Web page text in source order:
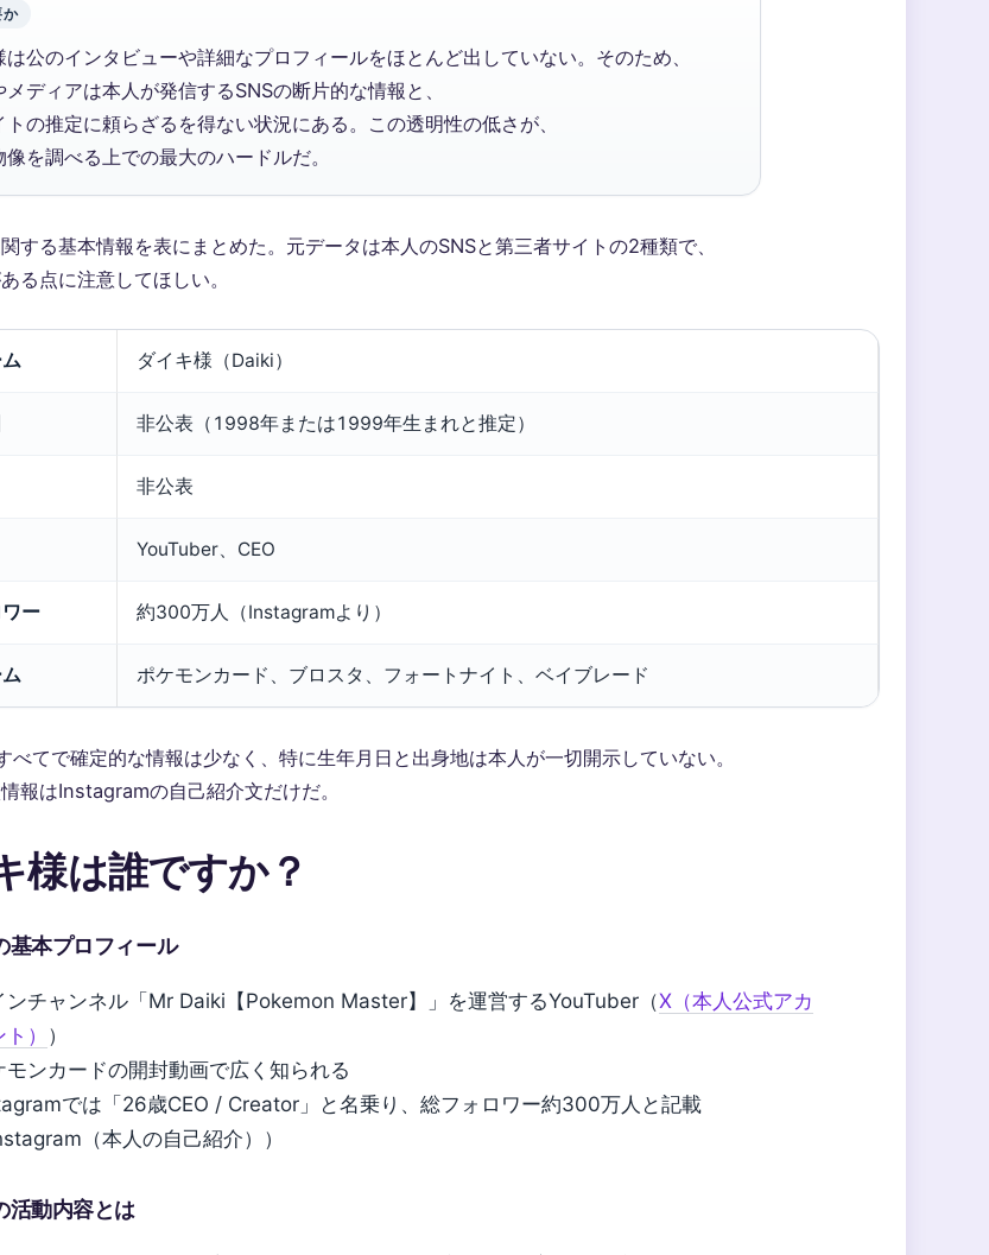
か
は公のインタビューや詳細なプロフィールをほとんど出していない。そのため、
メディアは本人が発信するSNSの断片的な情報と、
トの推定に頼らざるを得ない状況にある。この透明性の低さが、
を調べる上での最大のハードルだ。
する基本情報を表にまとめた。元データは本人のSNSと第三者サイトの2種類で、
る点に注意してほしい。
ダイキ様（Daiki）
非公表（1998年または1999年生まれと推定）
非公表
YouTuber、CEO
ー 約300万人（Instagramより）
ポケモンカード、ブロスタ、フォートナイト、ベイブレード
べてで確定的な情報は少なく、特に生年月日と出身地は本人が一切開示していない。
報はInstagramの自己紹介文だけだ。
様は誰ですか？
基本プロフィール
ンチャンネル「Mr Daiki【Pokemon Master】」を運営するYouTuber（X（本人公式アカ
） ）
モンカードの開封動画で広く知られる
では「26歳CEO / Creator」と名乗り、総フォロワー約300万人と記載
（本人の自己紹介））
活動内容とは